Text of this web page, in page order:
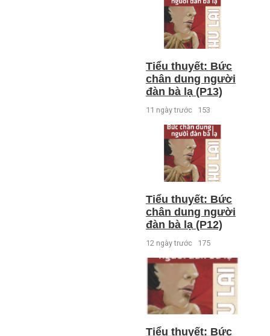
Tiểu thuyết: Bức
chân dung người
đàn bà lạ (P13)
11 ngày trước 153
Tiểu thuyết: Bức
chân dung người
đàn bà lạ (P12)
12 ngày trước 175
Tiểu thuyết: Bức